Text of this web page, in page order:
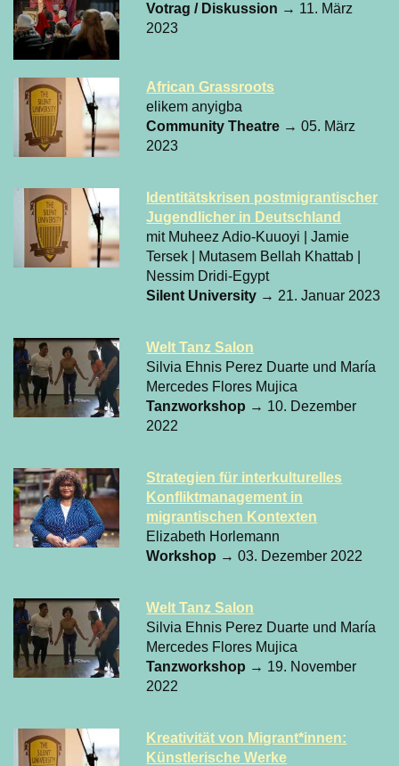
Votrag / Diskussion → 11. März
2023
African Grassroots
elikem anyigba
Community Theatre → 05. März
2023
Identitätskrisen postmigrantischer
Jugendlicher in Deutschland
mit Muheez Adio-Kuuoyi | Jamie
Tersek | Mutasem Bellah Khattab |
Nessim Dridi-Egypt
Silent University → 21. Januar 2023
Welt Tanz Salon
Silvia Ehnis Perez Duarte und María
Mercedes Flores Mujica
Tanzworkshop → 10. Dezember
2022
Strategien für interkulturelles
Konfliktmanagement in
migrantischen Kontexten
Elizabeth Horlemann
Workshop → 03. Dezember 2022
Welt Tanz Salon
Silvia Ehnis Perez Duarte und María
Mercedes Flores Mujica
Tanzworkshop → 19. November
2022
Kreativität von Migrant*innen:
Künstlerische Werke